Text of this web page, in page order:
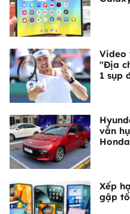
Video
"Địa
1 sụp
vẫn
Xếp
gập